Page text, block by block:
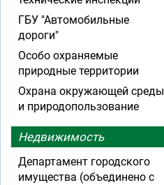
ГБУ "Автомобильные
дороги"
Особо охраняемые
природные территории
Охрана окружающей среды
и природопользование
Недвижимость
Департамент городского
имущества (объединено с